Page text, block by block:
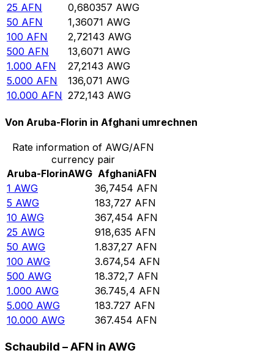
25 AFN 0,680357 AWG
50 AFN 1,36071 AWG
100 AFN 2,72143 AWG
500 AFN 13,6071 AWG
1.000 AFN 27,2143 AWG
5.000 AFN 136,071 AWG
10.000 AFN 272,143 AWG
Von Aruba-Florin in Afghani umrechnen
Rate information of AWG/AFN
currency pair
Aruba-FlorinAWG AfghaniAFN
1 AWG 36,7454 AFN
5 AWG 183,727 AFN
10 AWG 367,454 AFN
25 AWG 918,635 AFN
50 AWG 1.837,27 AFN
100 AWG 3.674,54 AFN
500 AWG 18.372,7 AFN
1.000 AWG 36.745,4 AFN
5.000 AWG 183.727 AFN
10.000 AWG 367.454 AFN
Schaubild – AFN in AWG